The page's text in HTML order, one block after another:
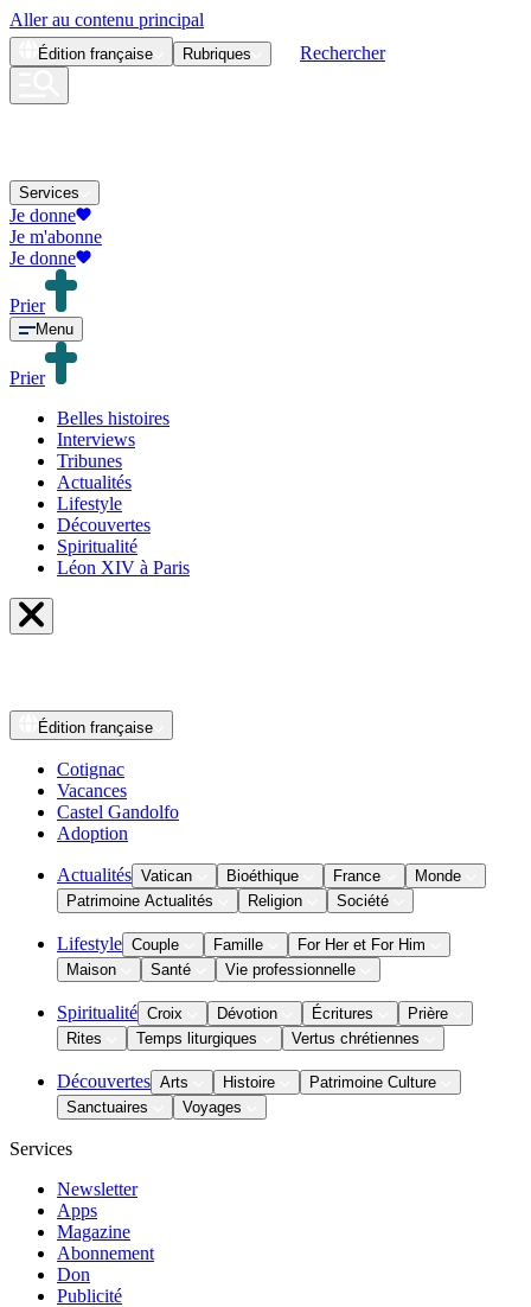
Aller au contenu principal
Édition française Rubriques Rechercher
Services
Je donne
Je m'abonne
Je donne
Prier
Menu
Prier
Belles histoires
Interviews
Tribunes
Actualités
Lifestyle
Découvertes
Spiritualité
Léon XIV à Paris
Édition française
Cotignac
Vacances
Castel Gandolfo
Adoption
Actualités Vatican Bioéthique France
Monde
Patrimoine Actualités
Religion Société
Lifestyle Couple Famille
For Her et For Him
Maison
Santé Vie professionnelle
Spiritualité Croix Dévotion Écritures
Prière
Rites
Temps liturgiques Vertus chrétiennes
Découvertes Arts Histoire
Patrimoine Culture
Sanctuaires
Voyages
Services
Newsletter
Apps
Magazine
Abonnement
Don
Publicité